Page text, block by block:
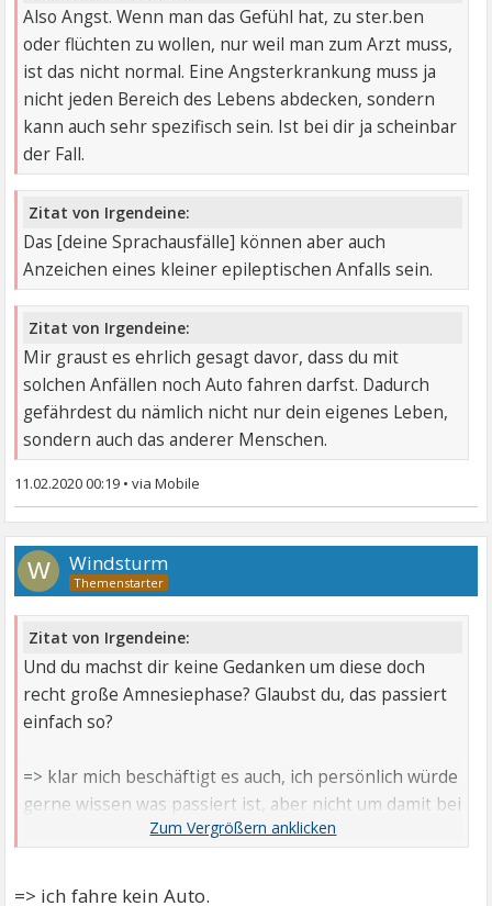
Also Angst. Wenn man das Gefühl hat, zu ster.ben
oder flüchten zu wollen, nur weil man zum Arzt muss,
ist das nicht normal. Eine Angsterkrankung muss ja
nicht jeden Bereich des Lebens abdecken, sondern
kann auch sehr spezifisch sein. Ist bei dir ja scheinbar
der Fall.
Zitat von Irgendeine:
Das [deine Sprachausfälle] können aber auch
Anzeichen eines kleiner epileptischen Anfalls sein.
Zitat von Irgendeine:
Mir graust es ehrlich gesagt davor, dass du mit
solchen Anfällen noch Auto fahren darfst. Dadurch
gefährdest du nämlich nicht nur dein eigenes Leben,
sondern auch das anderer Menschen.
11.02.2020 00:19 •
W Windsturm
Zitat von Irgendeine:
Und du machst dir keine Gedanken um diese doch
recht große Amnesiephase? Glaubst du, das passiert
einfach so?
=> klar mich beschäftigt es auch, ich persönlich würde
gerne wissen was passiert ist, aber nicht um damit bei
meiner Neurologin oder gar anderen Ärzten
doch eh schon abgestempelt als Krank im Kopf.
=> ich fahre kein Auto.